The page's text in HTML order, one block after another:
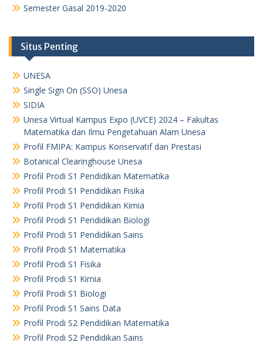
Semester Gasal 2019-2020
Situs Penting
UNESA
Single Sign On (SSO) Unesa
SIDIA
Unesa Virtual Kampus Expo (UVCE) 2024 – Fakultas
Matematika dan Ilmu Pengetahuan Alam Unesa
Profil FMIPA: Kampus Konservatif dan Prestasi
Botanical Clearinghouse Unesa
Profil Prodi S1 Pendidikan Matematika
Profil Prodi S1 Pendidikan Fisika
Profil Prodi S1 Pendidikan Kimia
Profil Prodi S1 Pendidikan Biologi
Profil Prodi S1 Pendidikan Sains
Profil Prodi S1 Matematika
Profil Prodi S1 Fisika
Profil Prodi S1 Kimia
Profil Prodi S1 Biologi
Profil Prodi S1 Sains Data
Profil Prodi S2 Pendidikan Matematika
Profil Prodi S2 Pendidikan Sains